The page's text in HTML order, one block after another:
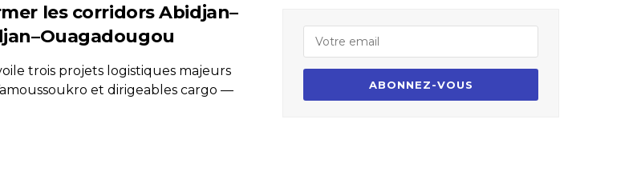
les corridors Abidjan–
trois projets logistiques majeurs
et dirigeables cargo —